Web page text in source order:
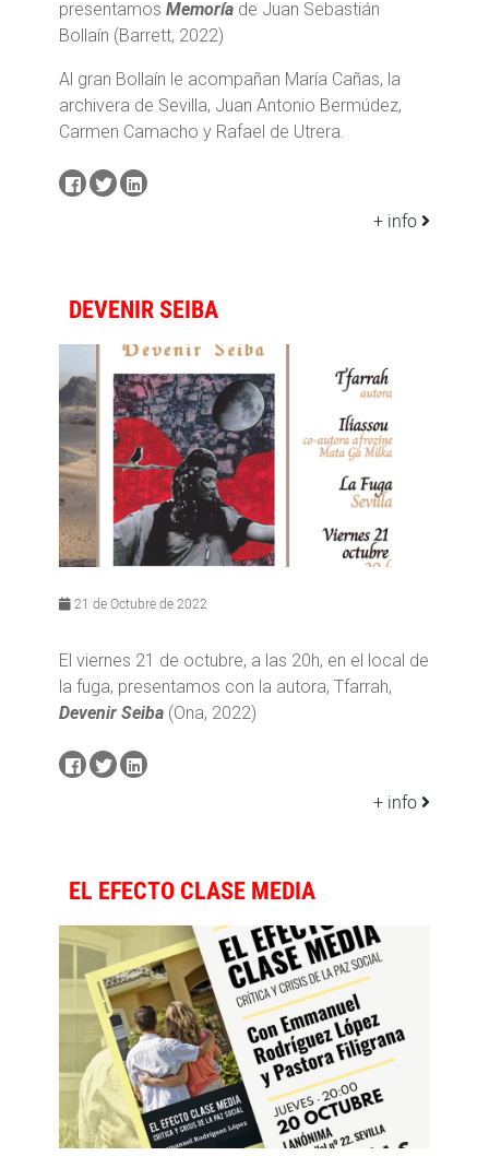
presentamos Memoría de Juan Sebastián
Bollaín (Barrett, 2022)
Al gran Bollaín le acompañan María Cañas, la
archivera de Sevilla, Juan Antonio Bermúdez,
Carmen Camacho y Rafael de Utrera.
+ info
DEVENIR SEIBA
21 de Octubre de 2022
El viernes 21 de octubre, a las 20h, en el local de
la fuga, presentamos con la autora, Tfarrah,
Devenir Seiba (Ona, 2022)
+ info
EL EFECTO CLASE MEDIA